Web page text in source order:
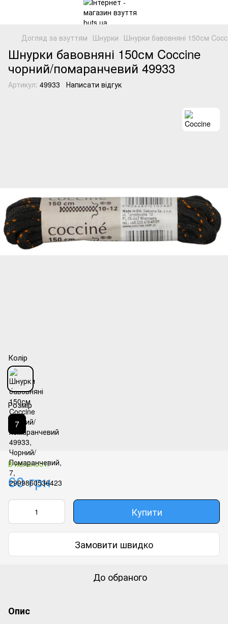
Догляд за взуттям Шнурки Шнурки бавовняні 150см
Шнурки бавовняні 150см Coccine
чорний/помаранчевий 49933
Артикул: 49933 Написати відгук
Колір
Розмір
7
В наявності
60 грн
Купити
Замовити швидко
До обраного
Опис